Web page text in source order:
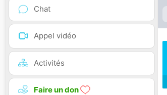
Chat
Appel vidéo
Activités
Faire un don